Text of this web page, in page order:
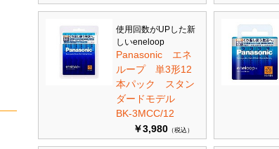
使用回数がUPした新
しいeneloop
Panasonic エネ
ループ 単3形12
本パック スタン
ダードモデル
BK-3MCC/12
￥3,980 （税込）